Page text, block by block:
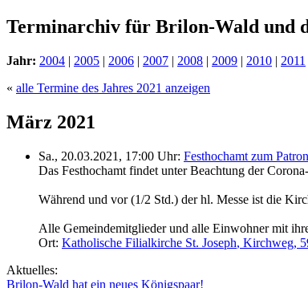
Terminarchiv für Brilon-Wald und
Jahr: 2004 | 2005 | 2006 | 2007 | 2008 | 2009 | 2010 | 2011
« alle Termine des Jahres 2021 anzeigen
März 2021
Sa., 20.03.2021, 17:00 Uhr: Festhochamt zum
Das Festhochamt findet unter Beachtung der
Während und vor (1/2 Std.) der hl. Messe ist die
Alle Gemeindemitglieder und alle Einwohner mit
Ort: Katholische Filialkirche St. Joseph, Kirchweg,
Aktuelles:
Brilon-Wald hat ein neues Königspaar!